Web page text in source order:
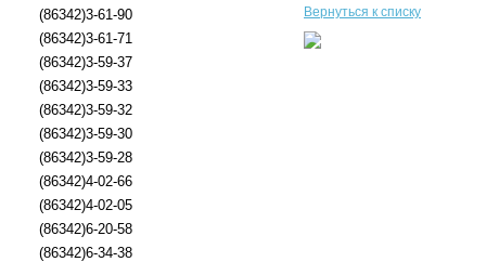
(86342)3-61-90
(86342)3-61-71
(86342)3-59-37
(86342)3-59-33
(86342)3-59-32
(86342)3-59-30
(86342)3-59-28
(86342)4-02-66
(86342)4-02-05
(86342)6-20-58
(86342)6-34-38
Вернуться к списку